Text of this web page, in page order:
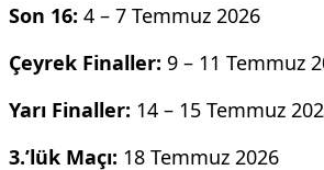
Son 16: 4 – 7 Temmuz 2026
Çeyrek Finaller: 9 – 11 Temmuz
Yarı Finaller: 14 – 15 Temmuz
3.’lük Maçı: 18 Temmuz 2026